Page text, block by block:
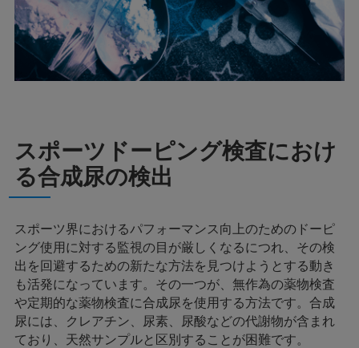
スポーツドーピング検査におけ
る合成尿の検出
スポーツ界におけるパフォーマンス向上のためのドーピ
ング使用に対する監視の目が厳しくなるにつれ、その検
出を回避するための新たな方法を見つけようとする動き
も活発になっています。その一つが、無作為の薬物検査
や定期的な薬物検査に合成尿を使用する方法です。合成
尿には、クレアチン、尿素、尿酸などの代謝物が含まれ
ており、天然サンプルと区別することが困難です。